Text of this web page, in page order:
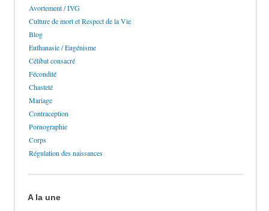
Avortement / IVG
Culture de mort et Respect de la Vie
Blog
Euthanasie / Eugénisme
Célibat consacré
Fécondité
Chasteté
Mariage
Contraception
Pornographie
Corps
Régulation des naissances
A la une